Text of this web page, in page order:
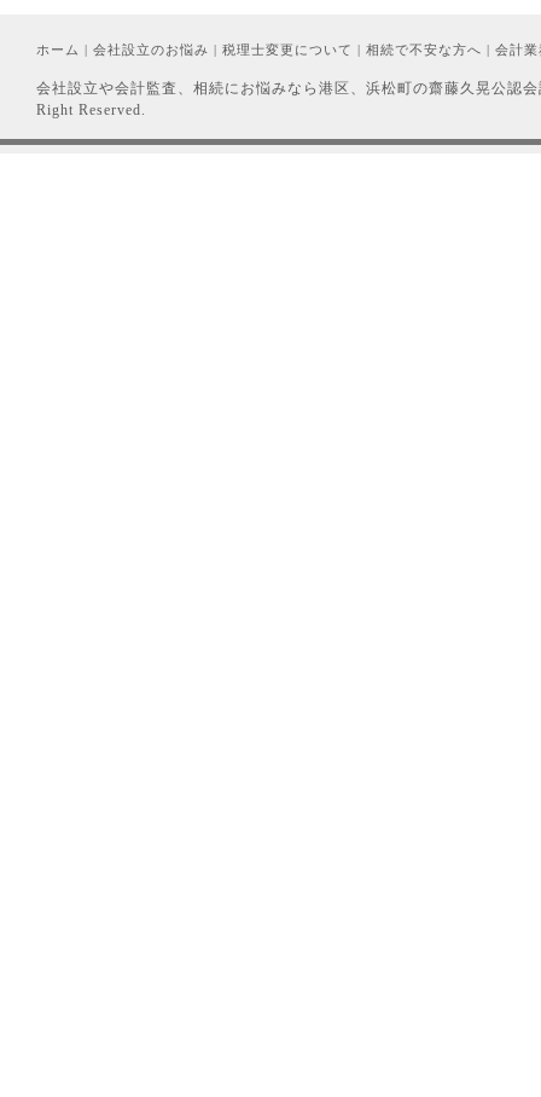
ホーム | 会社設立のお悩み | 税理士変更について | 相続で不安な方へ | 会計業
会社設立や会計監査、相続にお悩みなら港区、浜松町の齋藤久晃公認
Right Reserved.